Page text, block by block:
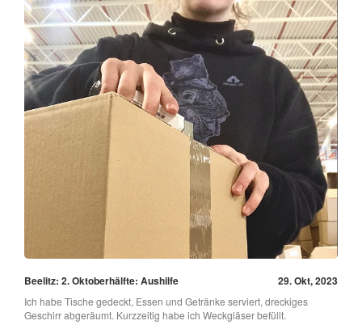
Beelitz: 2. Oktoberhälfte: Aushilfe 29. Okt, 2023
Ich habe Tische gedeckt, Essen und Getränke serviert, dreckiges
Geschirr abgeräumt. Kurzzeitig habe ich Weckgläser befüllt.